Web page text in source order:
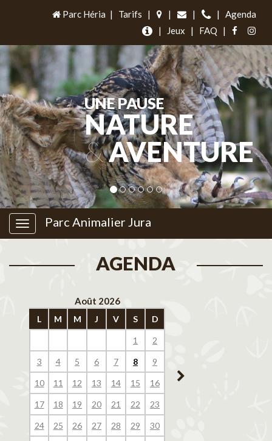
Parc Héria | Tarifs | | | |
Agenda
|
Jeux | FAQ |
UNE PAUSE
NATURE
&AVENTURE
Parc Animalier Jura
AGENDA
Août 2026
L M M J V S D
1 2
3 4 5 6 7 8 9
10 11 12 13 14 15 16
17 18 19 20 21 22 23
24 25 26 27 28 29 30
14